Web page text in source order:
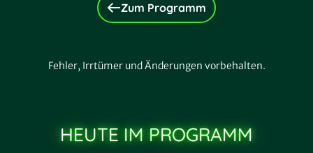
Zum Programm
Fehler, Irrtümer und Änderungen vorbehalten.
HEUTE IM PROGRAMM